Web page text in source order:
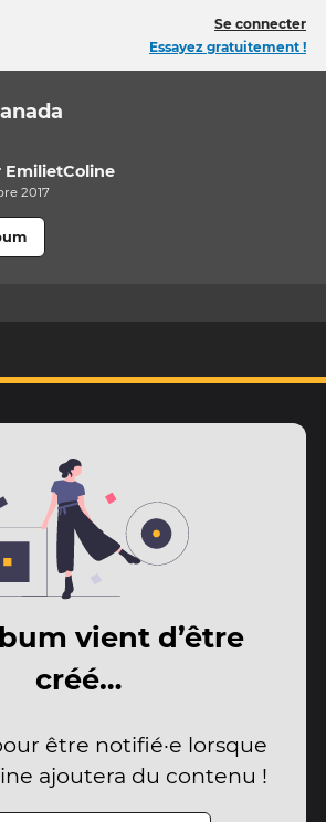
Se connecter
Essayez gratuitement !
EmilietColine
2017
vient d’être
créé…
être notifié·e lorsque
ajoutera du contenu !